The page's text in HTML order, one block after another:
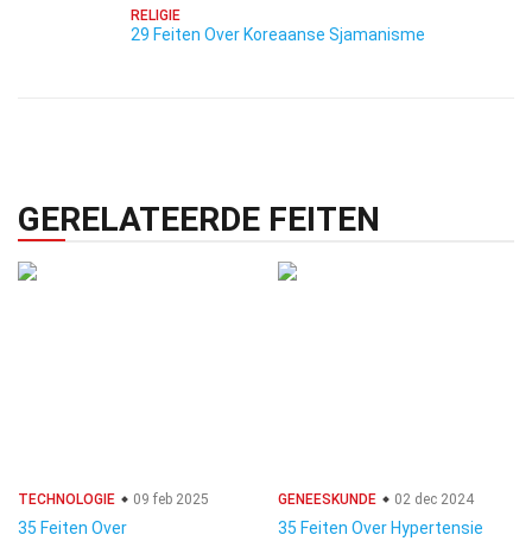
RELIGIE
29 Feiten Over Koreaanse Sjamanisme
GERELATEERDE FEITEN
TECHNOLOGIE 09 feb 2025
35 Feiten Over
GENEESKUNDE 02 dec 2024
35 Feiten Over Hypertensie